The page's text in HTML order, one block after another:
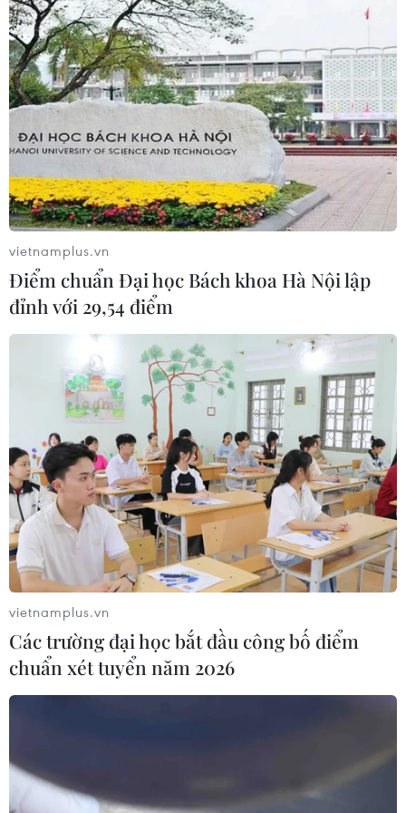
cùng đoàn công tác đã có buổi làm việc, kiểm tra tiến
độ Dự án đầu tư xây dựng Cơ sở 2 Bệnh viện Bạch Mai
và Bệnh viện Việt Đức.
Phó Thủ tướng kiểm tra tiến độ Dự án Cơ
sở 2 Bệnh viện Bạch Mai và Việt Đức
19/02/2025 12:11
Hiện, hai bệnh viện đang chuẩn bị về đội ngũ nhân lực,
y bác sỹ, điều dưỡng, cơ cấu tổ chức và các điều kiện
khác để đảm bảo chất lượng khám, chữa bệnh ở cơ sở
2 tương đương với cơ sở 1 của bệnh viện.
vietnamplus.vn
Điểm chuẩn Đại học Bách khoa Hà Nội lập
đỉnh với 29,54 điểm
vietnamplus.vn
Các trường đại học bắt đầu công bố điểm
chuẩn xét tuyển năm 2026